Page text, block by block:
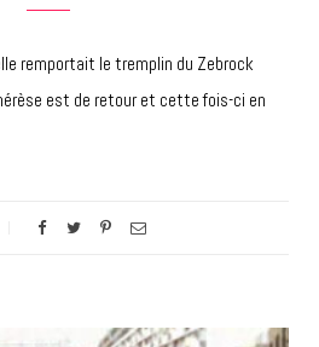
remportait le tremplin du Zebrock
est de retour et cette fois-ci en